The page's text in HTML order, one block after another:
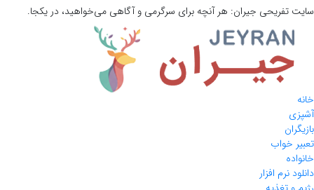
سایت تفریحی جیران: هر آنچه برای سرگرمی و آگاهی می‌خواهید، در یکجا.
خانه
آشپزی
بازیگران
تعبیر خواب
خانواده
دانلود نرم افزار